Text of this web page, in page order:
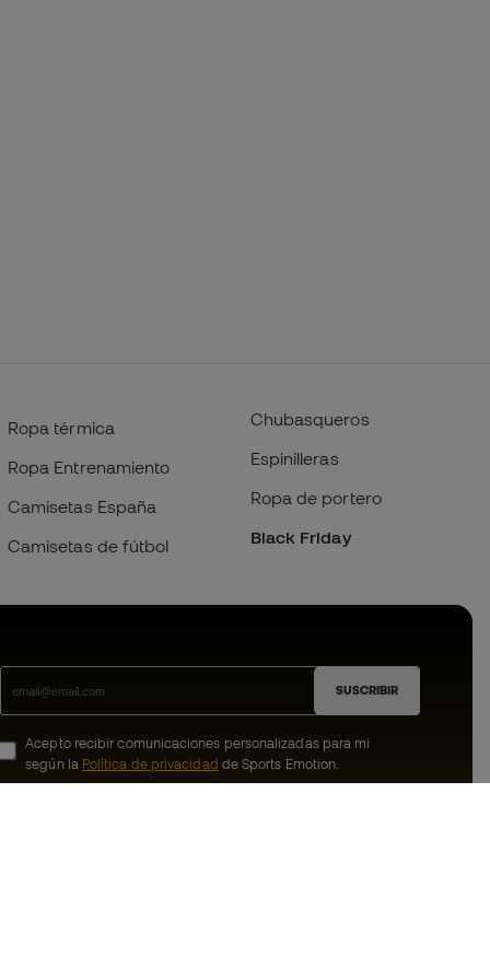
Ropa térmica
Ropa Entrenamiento
Camisetas España
Camisetas de fútbol
Chubasqueros
Espinilleras
Ropa de portero
Black Friday
SUSCRIBIR
Acepto recibir comunicaciones personalizadas para mi
según la Política de privacidad de Sports Emotion.